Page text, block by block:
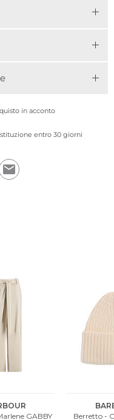
in acconto
entro 30 giorni